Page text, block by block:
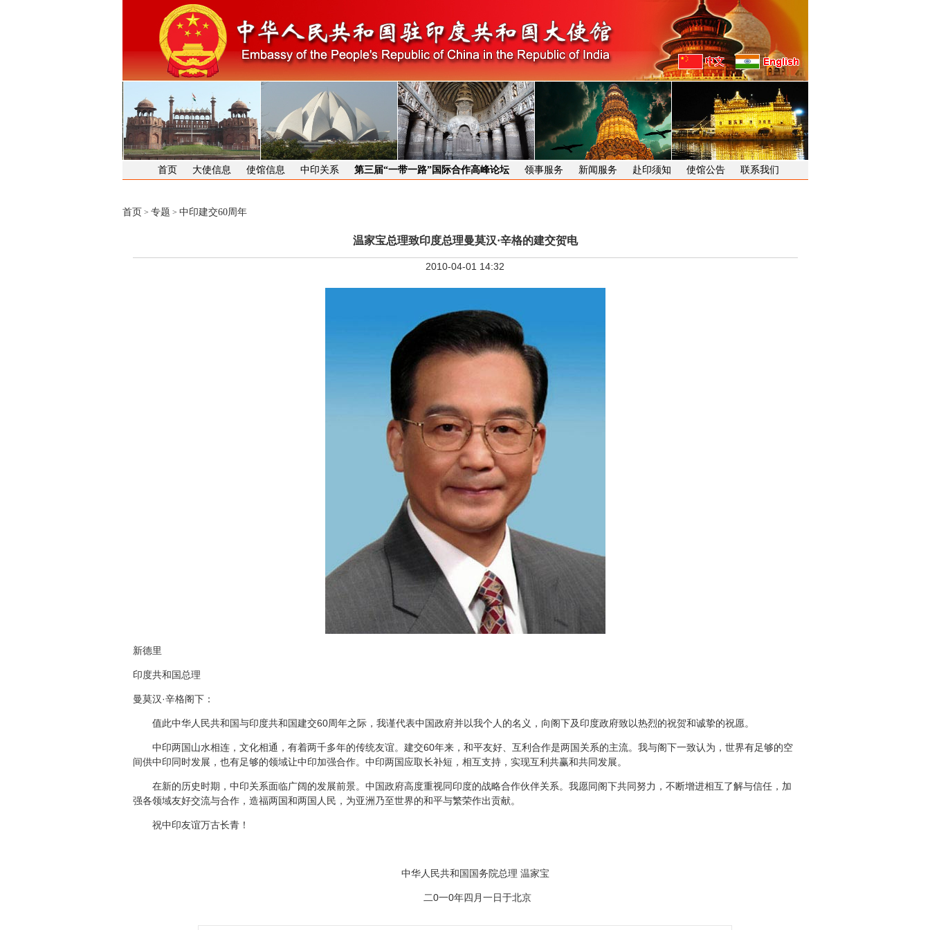
首页 大使信息 使馆信息 中印关系 第三届“一带一路”国际合作高峰论坛 领事服务 新闻服务 赴印须知 使馆公告 联系我们
首页 > 专题 > 中印建交60周年
温家宝总理致印度总理曼莫汉·辛格的建交贺电
2010-04-01 14:32
新德里
印度共和国总理
曼莫汉·辛格阁下：
值此中华人民共和国与印度共和国建交60周年之际，我谨代表中国政府并以我个人的名义，向阁下及印度政府致以热烈的祝贺和诚挚的祝愿。
中印两国山水相连，文化相通，有着两千多年的传统友谊。建交60年来，和平友好、互利合作是两国关系的主流。我与阁下一致认为，世界有足够的空
间供中印同时发展，也有足够的领域让中印加强合作。中印两国应取长补短，相互支持，实现互利共赢和共同发展。
在新的历史时期，中印关系面临广阔的发展前景。中国政府高度重视同印度的战略合作伙伴关系。我愿同阁下共同努力，不断增进相互了解与信任，加
强各领域友好交流与合作，造福两国和两国人民，为亚洲乃至世界的和平与繁荣作出贡献。
祝中印友谊万古长青！
中华人民共和国国务院总理 温家宝
二0一0年四月一日于北京